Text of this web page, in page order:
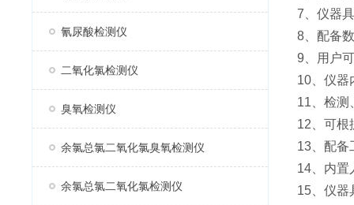
氰尿酸检测仪
二氧化氯检测仪
臭氧检测仪
余氯总氯二氧化氯臭氧检测仪
余氯总氯二氧化氯检测仪
7、仪器
8、配备
9、用户
10、仪器
11、检测
12、可根
13、配备
14、内置
15、仪器